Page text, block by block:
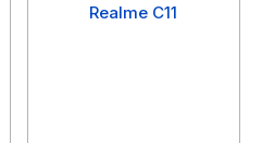
Realme C11